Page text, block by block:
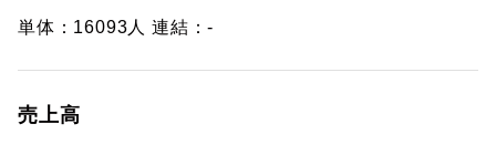
単体：16093人 連結：-
売上高